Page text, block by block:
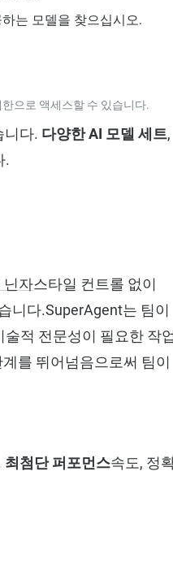
는 모델을 찾으십시오.
으로 액세스할 수 있습니다.
니다. 다양한 AI 모델 세트,
.
닌자스타일 컨트롤 없이
니다.SuperAgent는 팀이
적 전문성이 필요한 작업
를 뛰어넘음으로써 팀이
최첨단 퍼포먼스속도, 정